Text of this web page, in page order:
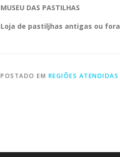
MUSEU DAS PASTILHAS
Loja de pastiljhas antigas ou
POSTADO EM REGIÕES ATENDIDAS